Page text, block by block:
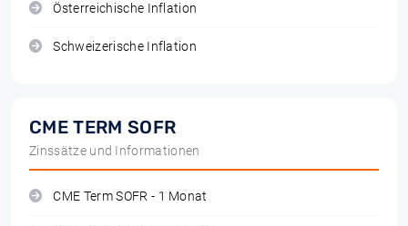
Österreichische Inflation
Schweizerische Inflation
CME TERM SOFR
Zinssätze und Informationen
CME Term SOFR - 1 Monat